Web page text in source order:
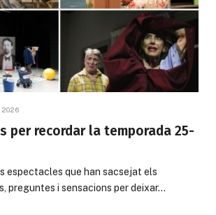
2026
per recordar la temporada 25-
espectacles que han sacsejat els
preguntes i sensacions per deixar…